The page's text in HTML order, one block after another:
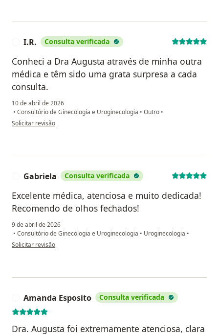
I.R. Consulta verificada
Conheci a Dra Augusta através de minha outra
médica e têm sido uma grata surpresa a cada
consulta.
10 de abril de 2026
• Consultório de Ginecologia e Uroginecologia • Outro •
na opinião do utilizador I.R.
Solicitar revisão
Gabriela Consulta verificada
Excelente médica, atenciosa e muito dedicada!
Recomendo de olhos fechados!
9 de abril de 2026
• Consultório de Ginecologia e Uroginecologia • Uroginecologia •
na opinião do utilizador Gabriela
Solicitar revisão
Amanda Esposito Consulta verificada
Dra. Augusta foi extremamente atenciosa, clara